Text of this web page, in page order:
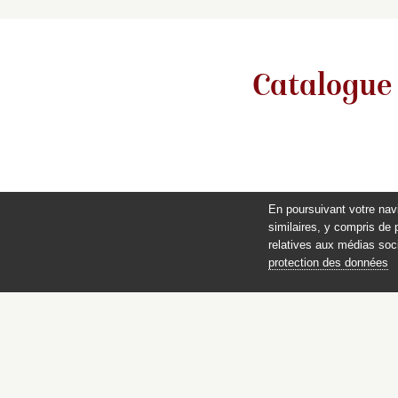
En poursuivant votre
similaires, y compris de
relatives aux médias
protection des données